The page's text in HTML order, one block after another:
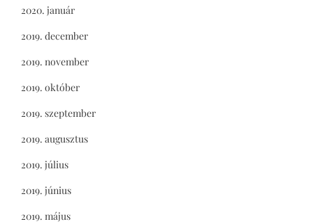
2020. január
2019. december
2019. november
2019. október
2019. szeptember
2019. augusztus
2019. július
2019. június
2019. május